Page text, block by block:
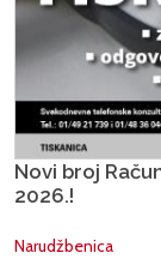
Novi broj
2026.!
Narudžbenica